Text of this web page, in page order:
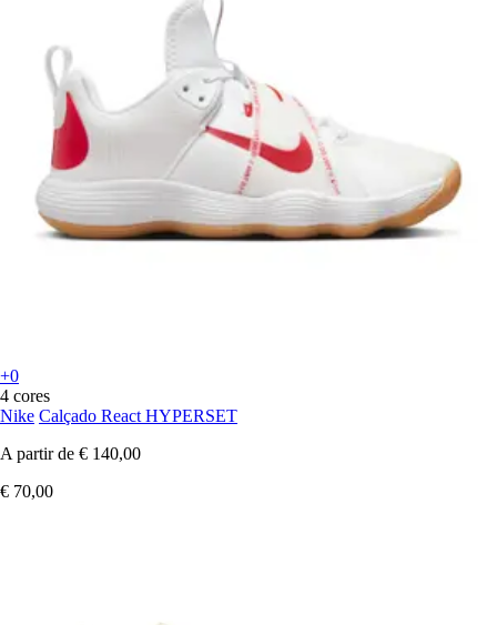
+0
4 cores
Nike Calçado React HYPERSET
A partir de € 140,00
€ 70,00